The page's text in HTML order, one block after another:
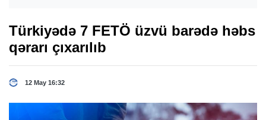
Türkiyədə 7 FETÖ üzvü barədə həbs
qərarı çıxarılıb
12 May 16:32